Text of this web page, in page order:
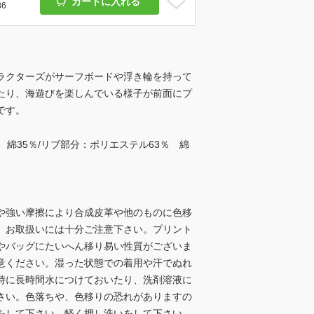
クターズがサーフボードや浮き輪を持って
り、海遊びを楽しんでいる様子が前面にプ
。
綿35％/リブ部分：ポリエステル63％ 綿
強い摩擦により合成皮革や他のものに色移
お取扱いには十分ご注意下さい。プリント
バッグにたいへん移り易い性質がございま
ください。湿った状態での着用や汗でぬれ
に長時間水につけておいたり、洗剤溶液に
い。色落ちや、色移りの恐れがありますの